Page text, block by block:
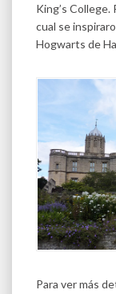
King’s
cual se
Hogwarts de
Para ver más